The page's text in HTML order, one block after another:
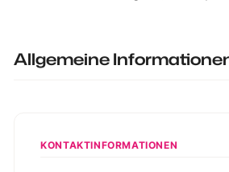
Allgemeine
KONTAKTINFORMATIONEN